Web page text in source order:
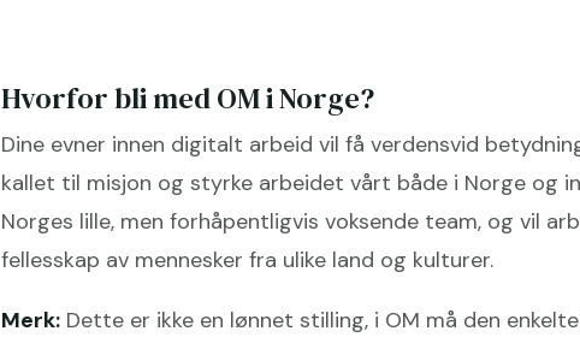
Hvorfor bli med OM i Norge?
Dine evner innen digitalt arbeid vil få verdensvid
kallet til misjon og styrke arbeidet vårt både i Norge og
Norges lille, men forhåpentligvis voksende team, og vil
fellesskap av mennesker fra ulike land og kulturer.
Merk: Dette er ikke en lønnet stilling, i OM må den